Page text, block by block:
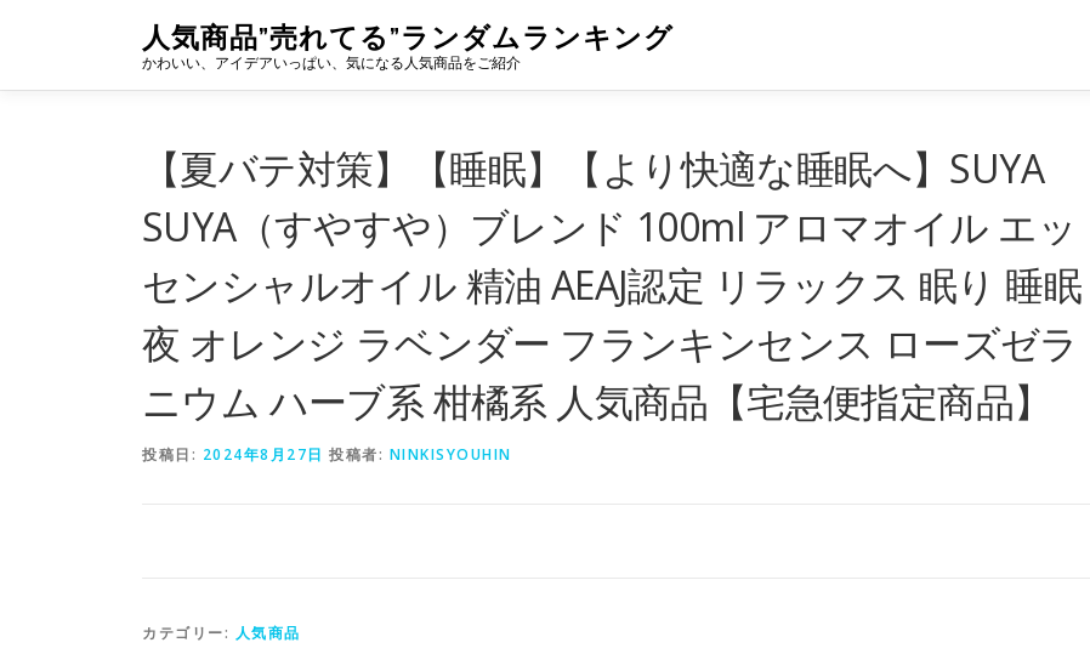
ン
人気商品”売れてる”ランダムランキング
かわいい、アイデアいっぱい、気になる人気商品をご紹介
【夏バテ対策】【睡眠】【より快適な睡眠へ】SUYA
SUYA（すやすや）ブレンド 100ml アロマオイル エッ
センシャルオイル 精油 AEAJ認定 リラックス 眠り 睡眠
夜 オレンジ ラベンダー フランキンセンス ローズゼラ
ニウム ハーブ系 柑橘系 人気商品【宅急便指定商品】
投稿日: 2024年8月27日 投稿者: NINKISYOUHIN
カテゴリー: 人気商品